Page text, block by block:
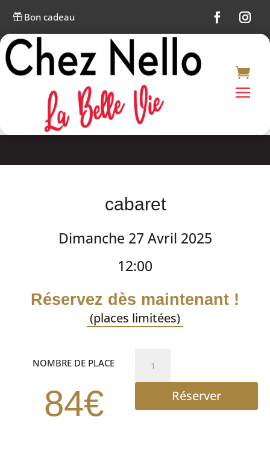
Bon cadeau
cabaret
Dimanche 27 Avril 2025
12:00
Réservez dès maintenant !
(places limitées)
NOMBRE DE PLACE
84€
cabaret
Réserver